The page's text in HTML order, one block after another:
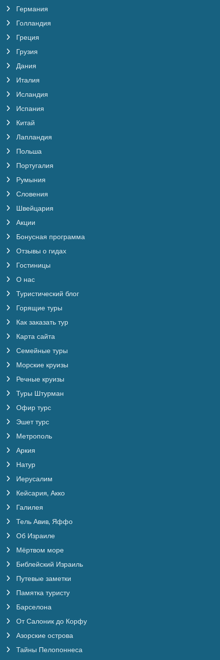
Германия
Голландия
Греция
Грузия
Дания
Италия
Исландия
Испания
Китай
Лапландия
Польша
Португалия
Румыния
Словения
Швейцария
Акции
Бонусная программа
Отзывы о гидах
Гостиницы
О нас
Туристический блог
Горящие туры
Как заказать тур
Карта сайта
Семейные туры
Морские круизы
Речные круизы
Туры Штурман
Офир турс
Эшет турс
Метрополь
Аркия
Натур
Иерусалим
Кейсария, Акко
Галилея
Тель Авив, Яффо
Об Израиле
Мёртвом море
Библейский Израиль
Путевые заметки
Памятка туристу
Барселона
От Салоник до Корфу
Азорские острова
Тайны Пелопоннеса